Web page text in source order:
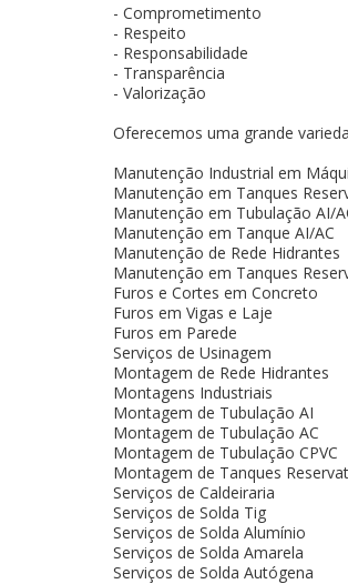
- Comprometimento
- Respeito
- Responsabilidade
- Transparência
- Valorização
Oferecemos uma grande
Manutenção Industrial em
Manutenção em Tanques
Manutenção em Tubulação AI/
Manutenção em Tanque AI/AC
Manutenção de Rede Hidrantes
Manutenção em Tanques
Furos e Cortes em Concreto
Furos em Vigas e Laje
Furos em Parede
Serviços de Usinagem
Montagem de Rede Hidrantes
Montagens Industriais
Montagem de Tubulação AI
Montagem de Tubulação AC
Montagem de Tubulação CPVC
Montagem de Tanques
Serviços de Caldeiraria
Serviços de Solda Tig
Serviços de Solda Alumínio
Serviços de Solda Amarela
Serviços de Solda Autógena